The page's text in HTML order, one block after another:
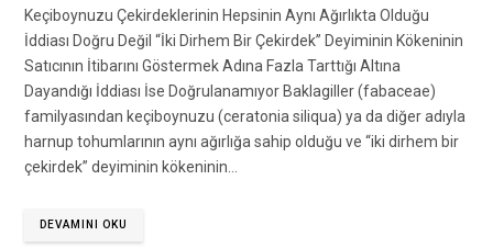
Keçiboynuzu Çekirdeklerinin Hepsinin Aynı Ağırlıkta Olduğu
İddiası Doğru Değil “İki Dirhem Bir Çekirdek” Deyiminin Kökeninin
Satıcının İtibarını Göstermek Adına Fazla Tarttığı Altına
Dayandığı İddiası İse Doğrulanamıyor Baklagiller (fabaceae)
familyasından keçiboynuzu (ceratonia siliqua) ya da diğer adıyla
harnup tohumlarının aynı ağırlığa sahip olduğu ve “iki dirhem bir
çekirdek” deyiminin kökeninin…
DEVAMINI OKU